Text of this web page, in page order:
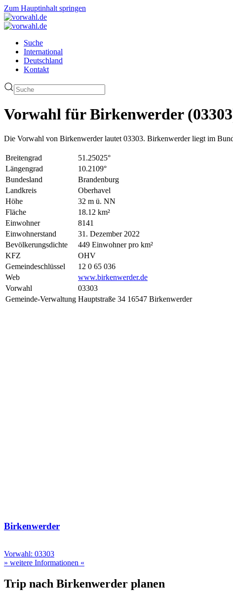
Zum Hauptinhalt springen
Suche
International
Deutschland
Kontakt
Vorwahl für Birkenwerder
Die Vorwahl von Birkenwerder lautet 03303. Birkenwerder liegt im
Breitengrad
51.25025°
Längengrad
10.2109°
Bundesland
Brandenburg
Landkreis
Oberhavel
Höhe
32 m ü. NN
Fläche
18.12 km²
Einwohner
8141
Einwohnerstand
31. Dezember 2022
Bevölkerungsdichte
449 Einwohner pro km²
KFZ
OHV
Gemeindeschlüssel
12 0 65 036
Web
www.birkenwerder.de
Vorwahl
03303
Gemeinde-Verwaltung Hauptstraße 34 16547 Birkenwerder
Birkenwerder
Vorwahl: 03303
» weitere Informationen «
Trip nach Birkenwerder planen